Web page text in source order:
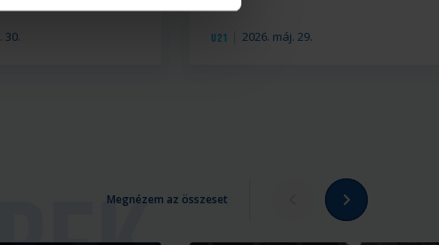
30. U21 2026. máj. 29.
Megnézem az összeset